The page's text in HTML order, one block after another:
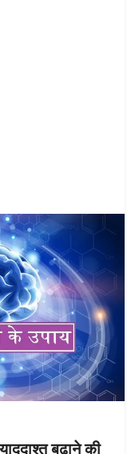
बढ़ाने की